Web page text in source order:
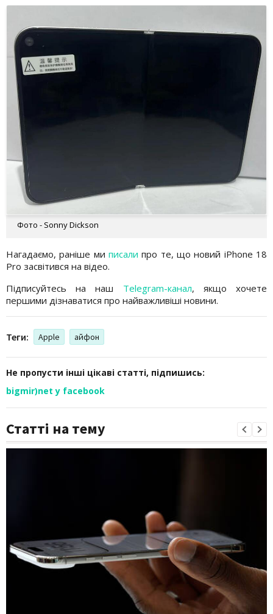
Фото - Sonny Dickson
Нагадаємо, раніше ми писали про те, що новий iPhone 18
Pro засвітився на відео.
Підписуйтесь на наш Telegram-канал, якщо хочете
першими дізнаватися про найважливіші новини.
Теги: Apple айфон
Не пропусти інші цікаві статті, підпишись:
bigmir)net у facebook
Статті на тему